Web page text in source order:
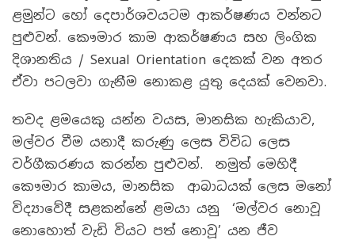
ළමුන්ට හෝ දෙපාර්ශවයටම ආකර්ෂණය වන්නට
පුළුවන්. කෞමාර කාම ආකර්ෂණය සහ ලිංගික
දිශානතිය / Sexual Orientation දෙකක් වන අතර
ඒවා පටලවා ගැනීම නොකළ යුතු දෙයක් වෙනවා.
තවද ළමයෙකු යන්න වයස, මානසික හැකියාව,
මල්වර වීම යනාදී කරුණු ලෙස විවිධ ලෙස
වර්ගීකරණය කරන්න පුළුවන්. නමුත් මෙහිදී
කෞමාර කාමය, මානසික ආබාධයක් ලෙස මනෝ
විද්‍යාවේදී සළකන්නේ ළමයා යනු ‘මල්වර නොවූ
නොහොත් වැඩි වියට පත් නොවූ’ යන ජීව